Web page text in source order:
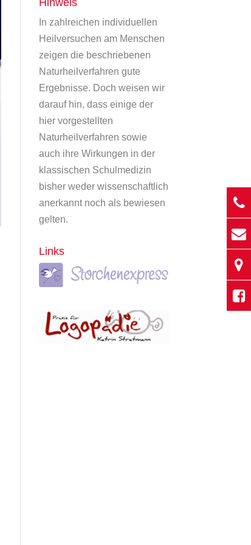
Hinweis
In zahlreichen individuellen
Heilversuchen am Menschen
zeigen die beschriebenen
Naturheilverfahren gute
Ergebnisse. Doch weisen wir
darauf hin, dass einige der
hier vorgestellten
Naturheilverfahren sowie
auch ihre Wirkungen in der
klassischen Schulmedizin
bisher weder wissenschaftlich
anerkannt noch als bewiesen
gelten.
Links